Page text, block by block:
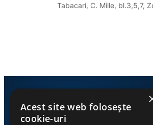
Tabacari, C. Mille, bl.3,5,7,
Acest site web folosește
cookie-uri